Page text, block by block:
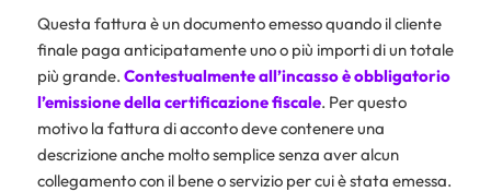
Questa fattura è un documento emesso quando il cliente
finale paga anticipatamente uno o più importi di un totale
più grande. Contestualmente all’incasso è obbligatorio
l’emissione della certificazione fiscale. Per questo
motivo la fattura di acconto deve contenere una
descrizione anche molto semplice senza aver alcun
collegamento con il bene o servizio per cui è stata emessa.